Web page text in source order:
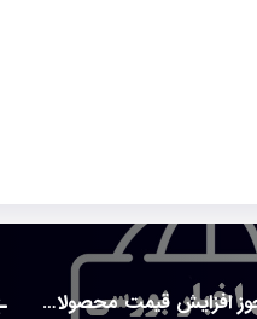
شرکت نساجی بابکان مجوز افزایش قیمت محصولات را دریافت کرد